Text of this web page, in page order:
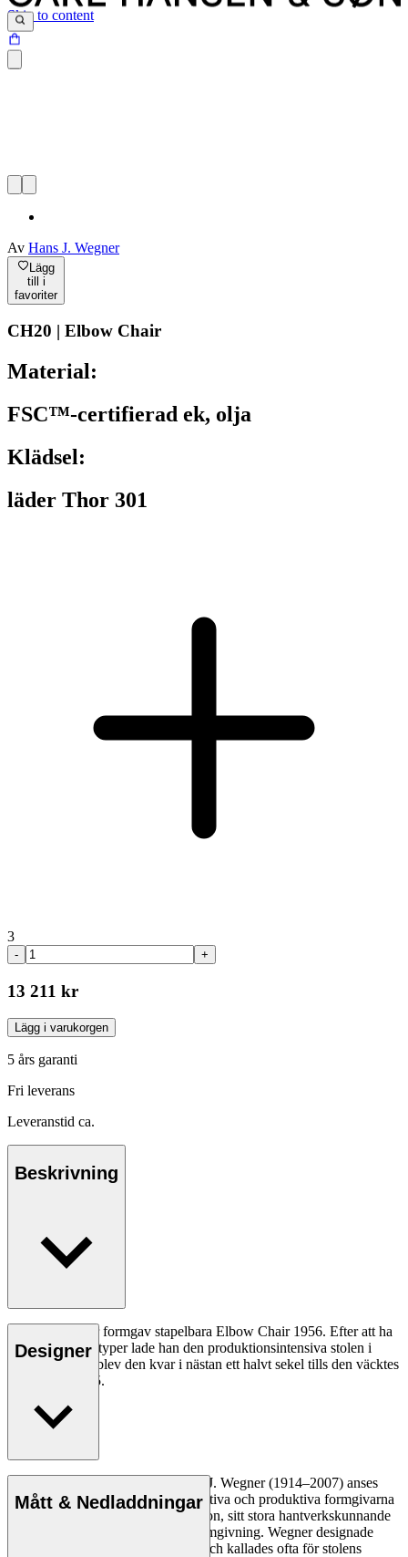
Skip to content
Av Hans J. Wegner
Lägg
till i
favoriter
CH20 | Elbow Chair
Material:
FSC™-certifierad ek, olja
Klädsel:
läder Thor 301
3
- +
13 211 kr
Lägg i varukorgen
5 års garanti
Fri leverans
Leveranstid ca.
Beskrivning
Hans J. Wägner formgav stapelbara Elbow Chair 1956. Efter att ha
skapat två prototyper lade han den produktionsintensiva stolen i
byrålådan. Där blev den kvar i nästan ett halvt sekel tills den väcktes
till liv igen 2005.
Läs mer
Designer
Den danske möbeldesignern Hans J. Wegner (1914–2007) anses
vara en av de mest kreativa, innovativa och produktiva formgivarna
genom tiderna, känd för sin precision, sitt stora hantverkskunnande
och sin kompromisslösa syn på formgivning. Wegner designade
nästan 500 stolar under sin livstid och kallades ofta för stolens
Mått & Nedladdningar